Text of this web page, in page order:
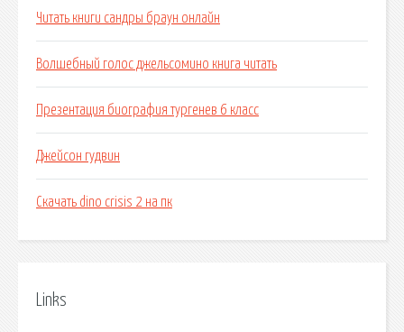
Читать книги сандры браун онлайн
Волшебный голос джельсомино книга читать
Презентация биография тургенев 6 класс
Джейсон гудвин
Скачать dino crisis 2 на пк
Links